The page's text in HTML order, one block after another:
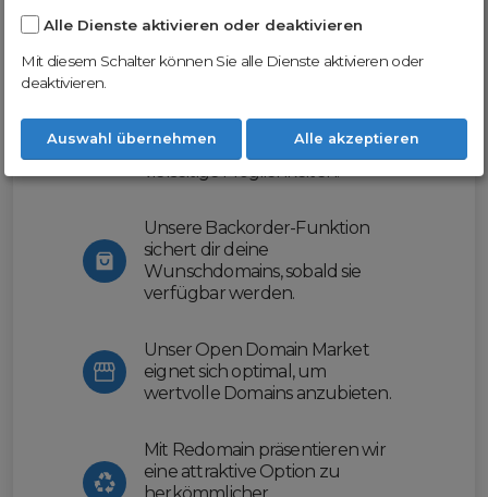
Nutze unsere Erfahrung und profitiere
erleichtern wir dir den
Domainhandel und bieten dir
vielseitige Möglichkeiten.
Unsere Backorder-Funktion
sichert dir deine
Wunschdomains, sobald sie
verfügbar werden.
Unser Open Domain Market
eignet sich optimal, um
wertvolle Domains anzubieten.
Mit Redomain präsentieren wir
eine attraktive Option zu
Alle Dienste aktivieren oder deaktivieren
Mit diesem Schalter können Sie alle Dienste aktivieren oder
deaktivieren.
Auswahl übernehmen Alle akzeptieren